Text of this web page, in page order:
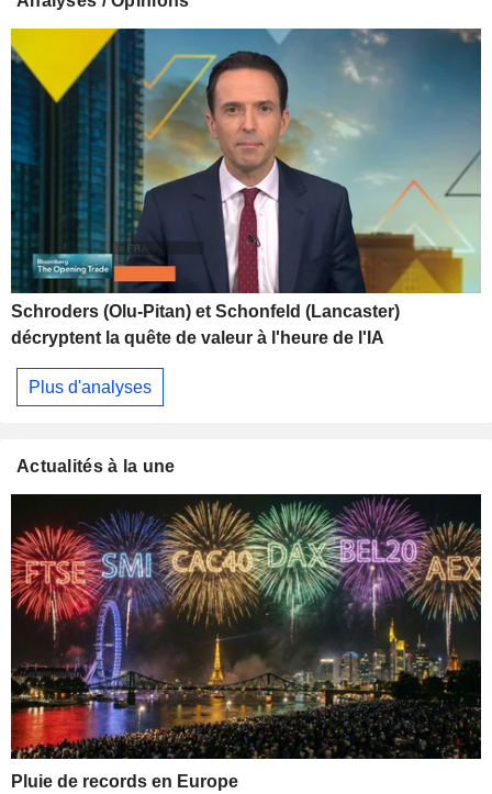
Schroders (Olu-Pitan) et Schonfeld (Lancaster)
décryptent la quête de valeur à l'heure de l'IA
Plus d'analyses
Actualités à la une
Pluie de records en Europe